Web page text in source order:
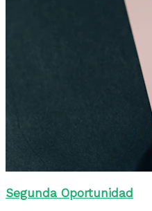
Segunda Oportunidad